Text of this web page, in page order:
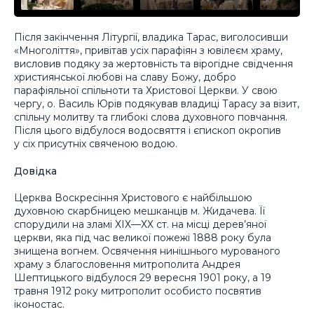
Після закінчення Літургії, владика Тарас, виголосивши
«Многоліття», привітав усіх парафіян з ювілеєм храму,
висловив подяку за жертовність та вірогідне свідчення
християнської любові на славу Божу, добро
парафіяльної спільноти та Христової Церкви. У свою
чергу, о. Василь Юрів подякував владиці Тарасу за візит,
спільну молитву та глибокі слова духовного повчання.
Після цього відбулося водосвяття і єпископ окропив
у сіх присутніх свяченою водою.
Довідка
Церква Воскресіння Христового є найбільшою
духовною скарбницею мешканців м. Жидачева. Її
спорудили на зламі ХІХ—ХХ ст. на місці дерев’яної
церкви, яка під час великої пожежі 1888 року була
знищена вогнем. Освячення нинішнього мурованого
храму з благословення митрополита Андрея
Шептицького відбулося 29 вересня 1901 року, а 19
травня 1912 року митрополит особисто посвятив
іконостас.